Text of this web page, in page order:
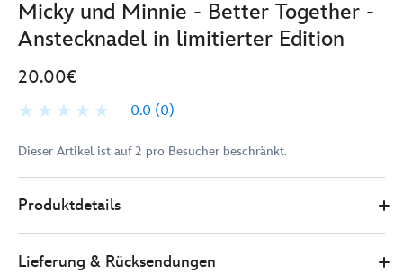
Micky und Minnie - Better Together -
Anstecknadel in limitierter Edition
20.00€
0.0 (0)
Dieser Artikel ist auf 2 pro Besucher beschränkt.
Store
20.00
https://www.disneystore.de/micky-
und-
Produktdetails
Lieferung & Rücksendungen